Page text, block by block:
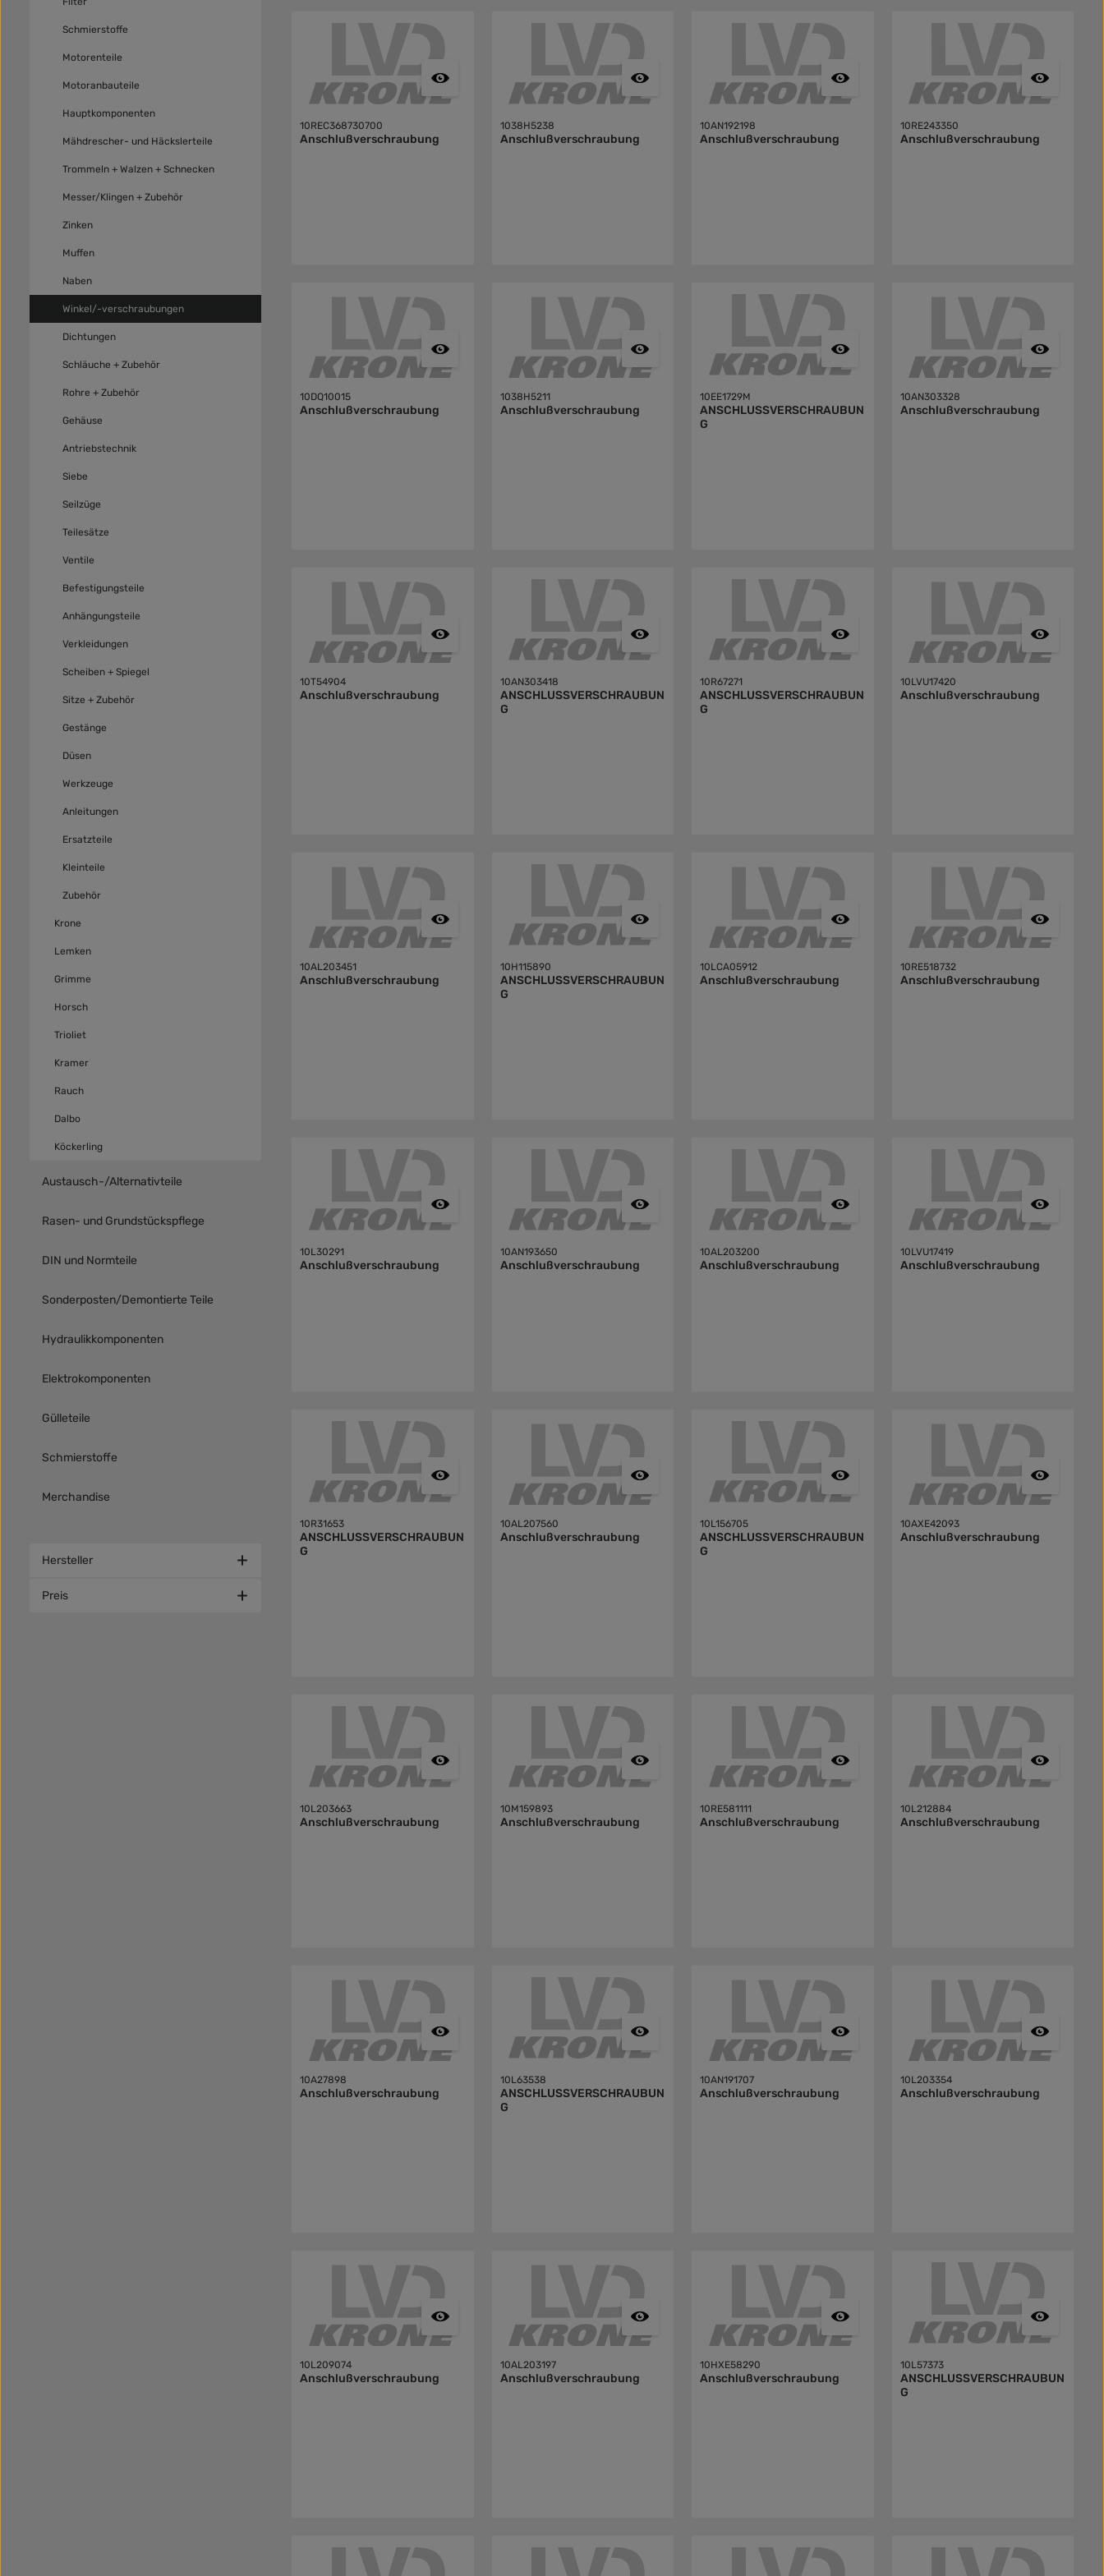
Schmierstoffe
Motorenteile
Motoranbauteile
Hauptkomponenten
Mähdrescher- und Häckslerteile
Trommeln + Walzen + Schnecken
Messer/Klingen + Zubehör
Zinken
Muffen
Naben
Winkel/-verschraubungen
Dichtungen
Schläuche + Zubehör
Rohre + Zubehör
Gehäuse
Antriebstechnik
Siebe
Seilzüge
Teilesätze
Ventile
Befestigungsteile
Anhängungsteile
Verkleidungen
Scheiben + Spiegel
Sitze + Zubehör
Gestänge
Düsen
Werkzeuge
Anleitungen
Ersatzteile
Kleinteile
Zubehör
Krone
Lemken
Grimme
Horsch
Trioliet
Kramer
Rauch
Dalbo
Köckerling
Austausch-/Alternativteile
Rasen- und Grundstückspflege
DIN und Normteile
Sonderposten/Demontierte Teile
Hydraulikkomponenten
Elektrokomponenten
Gülleteile
Schmierstoffe
Merchandise
Hersteller
Preis
10REC368730700
Anschlußverschraubung
1038H5238
Anschlußverschraubung
10AN192198
Anschlußverschraubung
10RE243350
Anschlußverschraubung
10DQ10015
Anschlußverschraubung
1038H5211
Anschlußverschraubung
10EE1729M
ANSCHLUSSVERSCHRAUBUN
G
10AN303328
Anschlußverschraubung
10T54904
Anschlußverschraubung
10AN303418
ANSCHLUSSVERSCHRAUBUN
G
10R67271
ANSCHLUSSVERSCHRAUBUN
G
10LVU17420
Anschlußverschraubung
10AL203451
Anschlußverschraubung
10H115890
ANSCHLUSSVERSCHRAUBUN
G
10LCA05912
Anschlußverschraubung
10RE518732
Anschlußverschraubung
10L30291
Anschlußverschraubung
10AN193650
Anschlußverschraubung
10AL203200
Anschlußverschraubung
10LVU17419
Anschlußverschraubung
10R31653
ANSCHLUSSVERSCHRAUBUN
G
10AL207560
Anschlußverschraubung
10L156705
ANSCHLUSSVERSCHRAUBUN
G
10AXE42093
Anschlußverschraubung
10L203663
Anschlußverschraubung
10M159893
Anschlußverschraubung
10RE581111
Anschlußverschraubung
10L212884
Anschlußverschraubung
10A27898
Anschlußverschraubung
10L63538
ANSCHLUSSVERSCHRAUBUN
G
10AN191707
Anschlußverschraubung
10L203354
Anschlußverschraubung
10L209074
Anschlußverschraubung
10AL203197
Anschlußverschraubung
10HXE58290
Anschlußverschraubung
10L57373
ANSCHLUSSVERSCHRAUBUN
G